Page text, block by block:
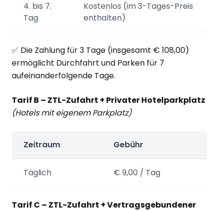
4. bis 7.
Tag
Kostenlos (im 3-Tages-Preis
enthalten)
✅ Die Zahlung für 3 Tage (insgesamt € 108,00)
ermöglicht Durchfahrt und Parken für 7
aufeinanderfolgende Tage.
Tarif B – ZTL-Zufahrt + Privater Hotelparkplatz
(Hotels mit eigenem Parkplatz)
Zeitraum Gebühr
Täglich € 9,00 / Tag
Tarif C – ZTL-Zufahrt + Vertragsgebundener